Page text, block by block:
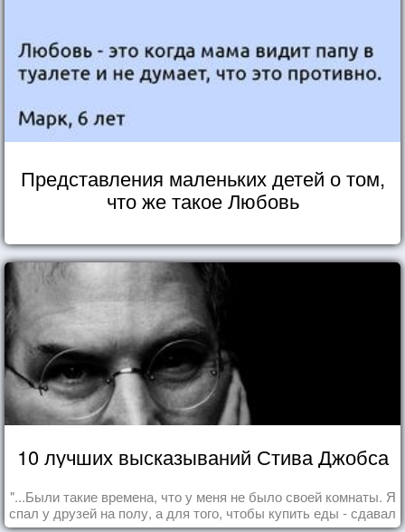
Представления маленьких детей о том,
что же такое Любовь
10 лучших высказываний Стива Джобса
"...Были такие времена, что у меня не было своей комнаты. Я
спал у друзей на полу, а для того, чтобы купить еды - сдавал